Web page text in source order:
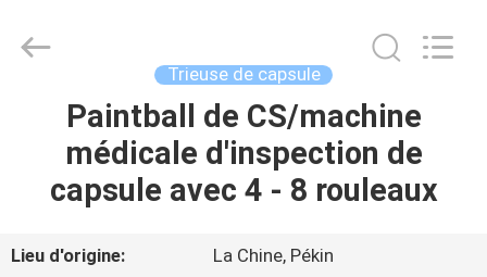
MAISON
PRODUITS
Pharmatech
Trieuse de capsule
Paintball de CS/machine
médicale d'inspection de
capsule avec 4 - 8 rouleaux
Lieu d'origine:
La Chine, Pékin